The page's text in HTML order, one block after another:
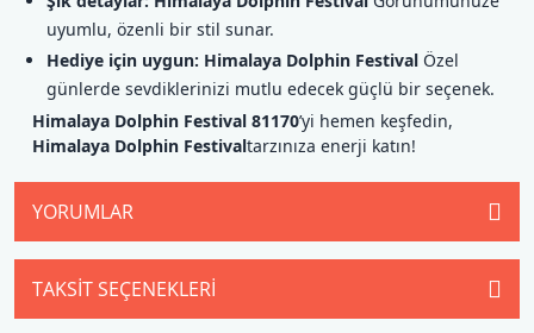
uyumlu, özenli bir stil sunar.
Hediye için uygun: Himalaya Dolphin Festival Özel
günlerde sevdiklerinizi mutlu edecek güçlü bir seçenek.
Himalaya Dolphin Festival 81170’yi hemen keşfedin,
Himalaya Dolphin Festivaltarzınıza enerji katın!
YORUMLAR
TAKSIT SEÇENEKLERI